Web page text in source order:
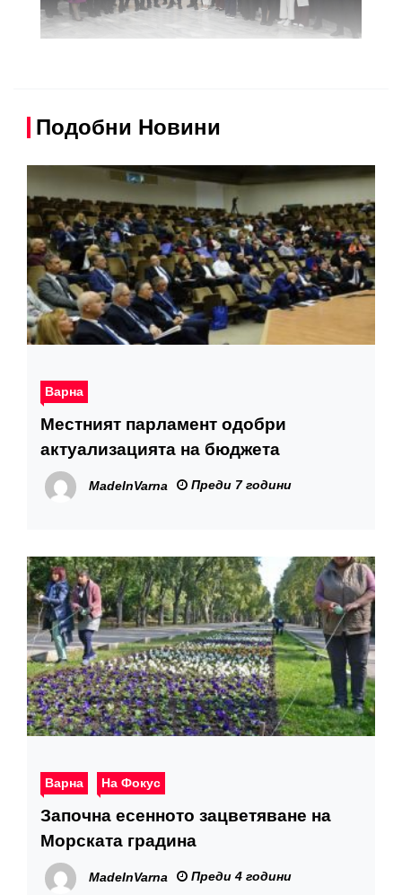
Подобни Новини
Варна
Местният парламент одобри
актуализацията на бюджета
MadeInVarna Преди 7 години
Варна На Фокус
Започна есенното зацветяване на
Морската градина
MadeInVarna Преди 4 години